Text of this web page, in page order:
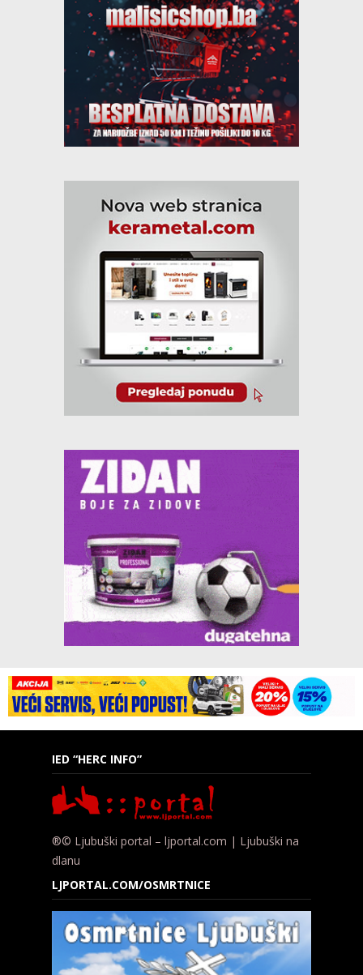
IED “HERC INFO”
®© Ljubuški portal – ljportal.com | Ljubuški na
dlanu
LJPORTAL.COM/OSMRTNICE